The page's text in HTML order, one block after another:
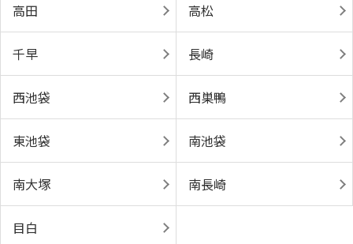
高田 高松
千早 長崎
西池袋 西巣鴨
東池袋 南池袋
南大塚 南長崎
目白